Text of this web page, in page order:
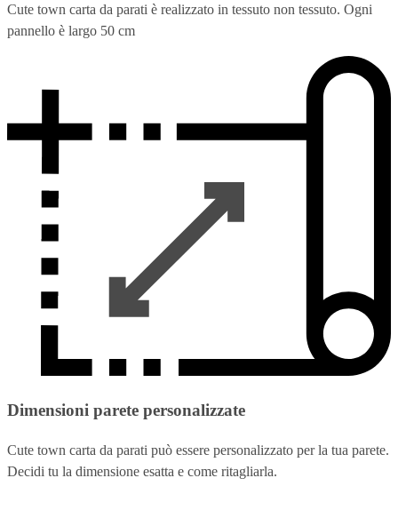
Cute town carta da parati è realizzato in tessuto non tessuto. Ogni
pannello è largo 50 cm
Dimensioni parete personalizzate
Cute town carta da parati può essere personalizzato per la tua parete.
Decidi tu la dimensione esatta e come ritagliarla.